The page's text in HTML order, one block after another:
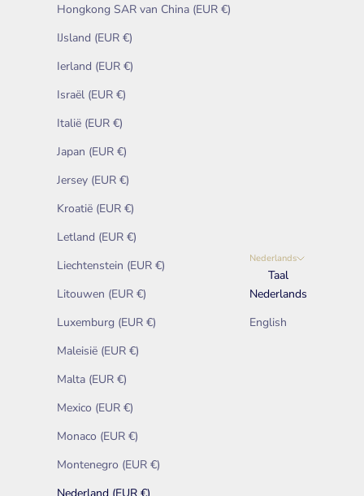
Hongkong SAR van China (EUR €)
IJsland (EUR €)
Ierland (EUR €)
Israël (EUR €)
Italië (EUR €)
Japan (EUR €)
Jersey (EUR €)
Kroatië (EUR €)
Letland (EUR €)
Liechtenstein (EUR €)
Litouwen (EUR €)
Luxemburg (EUR €)
Maleisië (EUR €)
Malta (EUR €)
Mexico (EUR €)
Monaco (EUR €)
Montenegro (EUR €)
Nederlands
Taal
Nederlands
English